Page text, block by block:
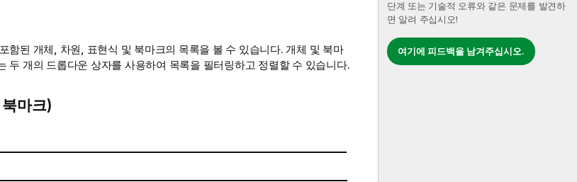
단계 또는 기술적 오류와 같은 문제를 발견하
면 알려 주십시오!
여기에 피드백을 남겨주십시오.
함된 개체, 차원, 표현식 및 북마크의 목록을 볼 수 있습니다. 개체 및 북마
두 개의 드롭다운 상자를 사용하여 목록을 필터링하고 정렬할 수 있습니다.
마크)